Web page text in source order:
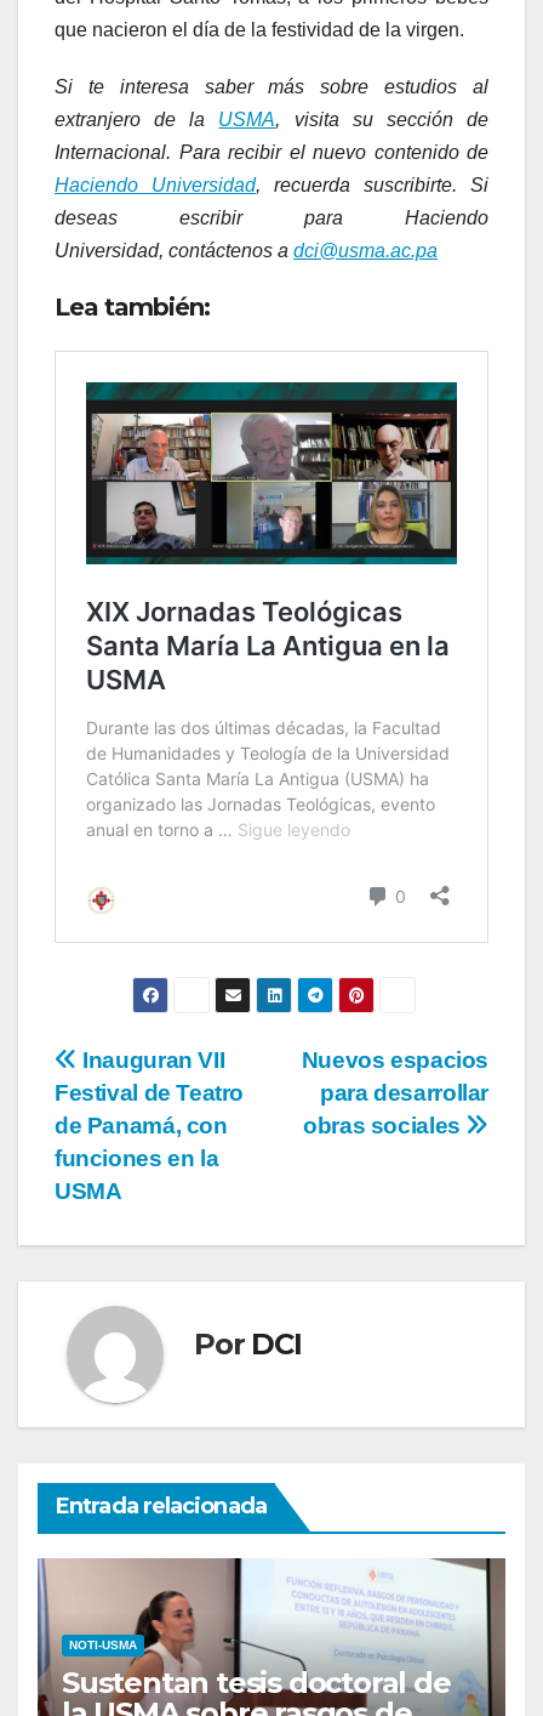
que nacieron el día de la festividad de la virgen.
Si te interesa saber más sobre estudios al
extranjero de la USMA, visita su sección de
Internacional. Para recibir el nuevo contenido de
Haciendo Universidad, recuerda suscribirte. Si
deseas escribir para Haciendo
Universidad, contáctenos a dci@usma.ac.pa
Lea también:
Nuevos espacios
para desarrollar
obras sociales
Inauguran VII
Festival de Teatro
de Panamá, con
funciones en la
USMA
Por DCI
Entrada relacionada
NOTI-USMA
Sustentan tesis doctoral de